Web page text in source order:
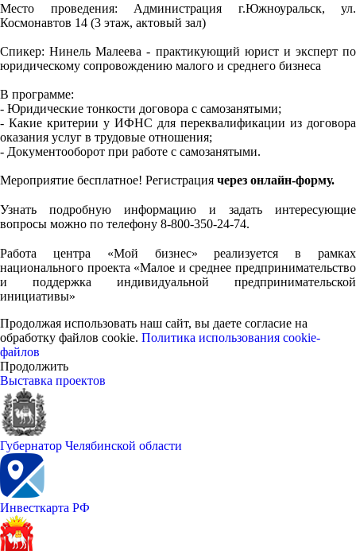
Место проведения: Администрация г.Южноуральск, ул.
Космонавтов 14 (3 этаж, актовый зал)
Спикер: Нинель Малеева - практикующий юрист и эксперт по
юридическому сопровождению малого и среднего бизнеса
В программе:
- Юридические тонкости договора с самозанятыми;
- Какие критерии у ИФНС для переквалификации из договора
оказания услуг в трудовые отношения;
- Документооборот при работе с самозанятыми.
Мероприятие бесплатное! Регистрация через онлайн-форму.
Узнать подробную информацию и задать интересующие
вопросы можно по телефону 8-800-350-24-74.
Работа центра «Мой бизнес» реализуется в рамках
национального проекта «Малое и среднее предпринимательство
и поддержка индивидуальной предпринимательской
инициативы»
Продолжая использовать наш сайт, вы даете согласие на
обработку файлов cookie. Политика использования cookie-
файлов
Продолжить
Выставка проектов
Губернатор Челябинской области
Инвесткарта РФ